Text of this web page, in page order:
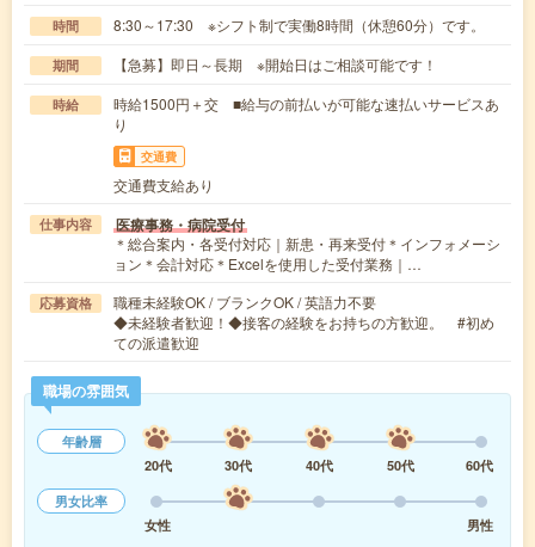
時間 8:30～17:30 ※シフト制で実働8時間（休憩60分）です。
期間 【急募】即日～長期 ※開始日はご相談可能です！
時給
時給1500円＋交 ■給与の前払いが可能な速払いサービスあ
り
交通費
交通費支給あり
仕事内容 医療事務・病院受付
＊総合案内・各受付対応｜新患・再来受付＊インフォメーシ
ョン＊会計対応＊Excelを使用した受付業務｜…
応募資格
職種未経験OK / ブランクOK / 英語力不要
◆未経験者歓迎！◆接客の経験をお持ちの方歓迎。 #初め
ての派遣歓迎
職場の雰囲気
年齢層
20代
30代 40代 50代
60代
男女比率
女性
男性